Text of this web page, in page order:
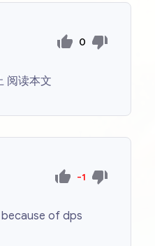
0
阅读本文
-1
because of dps